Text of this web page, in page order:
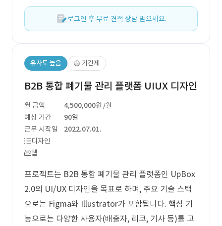
로그인 후 무료 견적 상담 받으세요.
유사도 높음 기간제
B2B 통합 폐기물 관리 플랫폼 UIUX 디자인
월 금액 4,500,000원 /월
예상 기간
90일
근무 시작일
2022.07.01.
디자인
웹
프로젝트는 B2B 통합 폐기물 관리 플랫폼인 UpBox
2.0의 UI/UX 디자인을 목표로 하며, 주요 기술 스택
으로는 Figma와 Illustrator가 포함됩니다. 핵심 기
능으로는 다양한 사용자(배출자, 리코, 기사 등)를 고